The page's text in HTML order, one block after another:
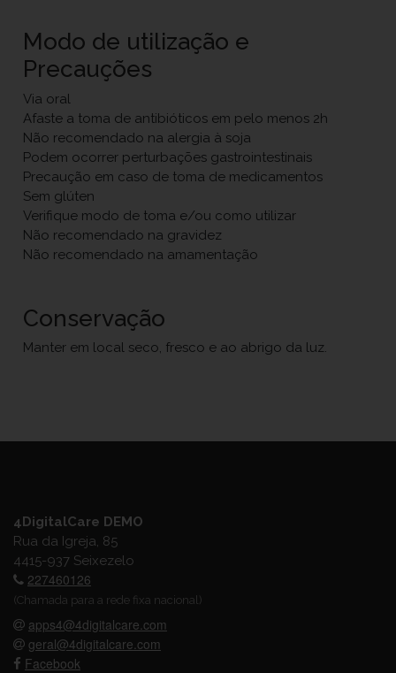
Modo de utilização e
Precauções
Via oral
Afaste a toma de antibióticos em pelo menos 2h
Não recomendado na alergia à soja
Podem ocorrer perturbações gastrointestinais
Precaução em caso de toma de medicamentos
Sem glúten
Verifique modo de toma e/ou como utilizar
Não recomendado na gravidez
Não recomendado na amamentação
Conservação
Manter em local seco, fresco e ao abrigo da luz.
4DigitalCare DEMO
Rua da Igreja, 85
4415-937 Seixezelo
227460126
(Chamada para a rede fixa nacional)
apps4@4digitalcare.com
geral@4digitalcare.com
Facebook